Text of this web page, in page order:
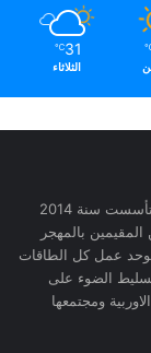
31
℃
الثلاثاء
رابطة الصحفيين والاعلاميين بأوربا منظمة غير حكومية تأسست سنة 2014
بالمهجر
عمل كل الطاقات
تسليط الضوء على
ومجتمعها